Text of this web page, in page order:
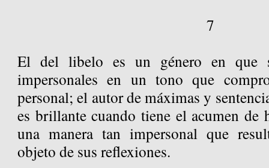
7
El del libelo es un género en que
impersonales en un tono que
personal; el autor de máximas y
es brillante cuando tiene el acumen de
una manera tan impersonal que
objeto de sus reflexiones.